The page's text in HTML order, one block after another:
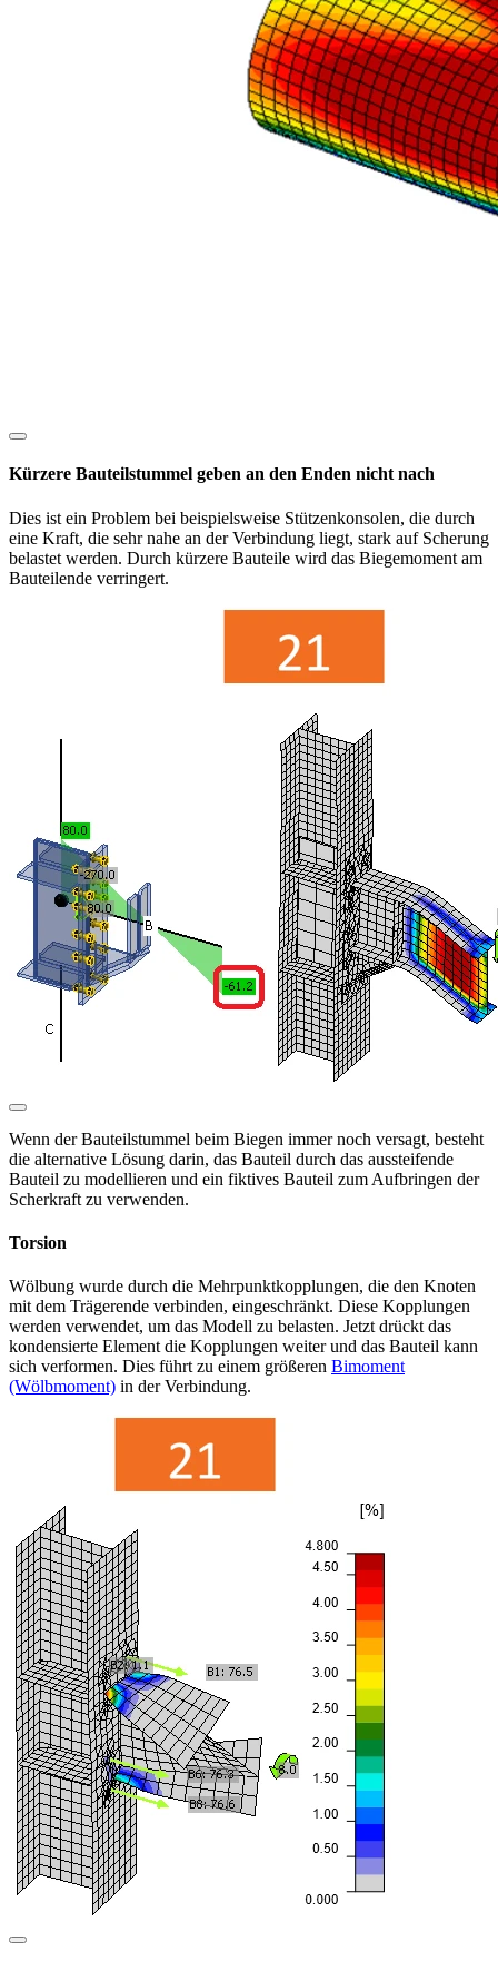
Kürzere Bauteilstummel geben an den Enden nicht nach
Dies ist ein Problem bei beispielsweise Stützenkonsolen, die durch
eine Kraft, die sehr nahe an der Verbindung liegt, stark auf Scherung
belastet werden. Durch kürzere Bauteile wird das Biegemoment am
Bauteilende verringert.
Wenn der Bauteilstummel beim Biegen immer noch versagt, besteht
die alternative Lösung darin, das Bauteil durch das aussteifende
Bauteil zu modellieren und ein fiktives Bauteil zum Aufbringen der
Scherkraft zu verwenden.
Torsion
Wölbung wurde durch die Mehrpunktkopplungen, die den Knoten
mit dem Trägerende verbinden, eingeschränkt. Diese Kopplungen
werden verwendet, um das Modell zu belasten. Jetzt drückt das
kondensierte Element die Kopplungen weiter und das Bauteil kann
sich verformen. Dies führt zu einem größeren Bimoment
(Wölbmoment) in der Verbindung.